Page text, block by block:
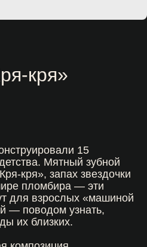
кря»
15
Мятный зубной
кря», запах звездочки
пломбира — эти
для взрослых «машиной
— поводом узнать,
их близких.